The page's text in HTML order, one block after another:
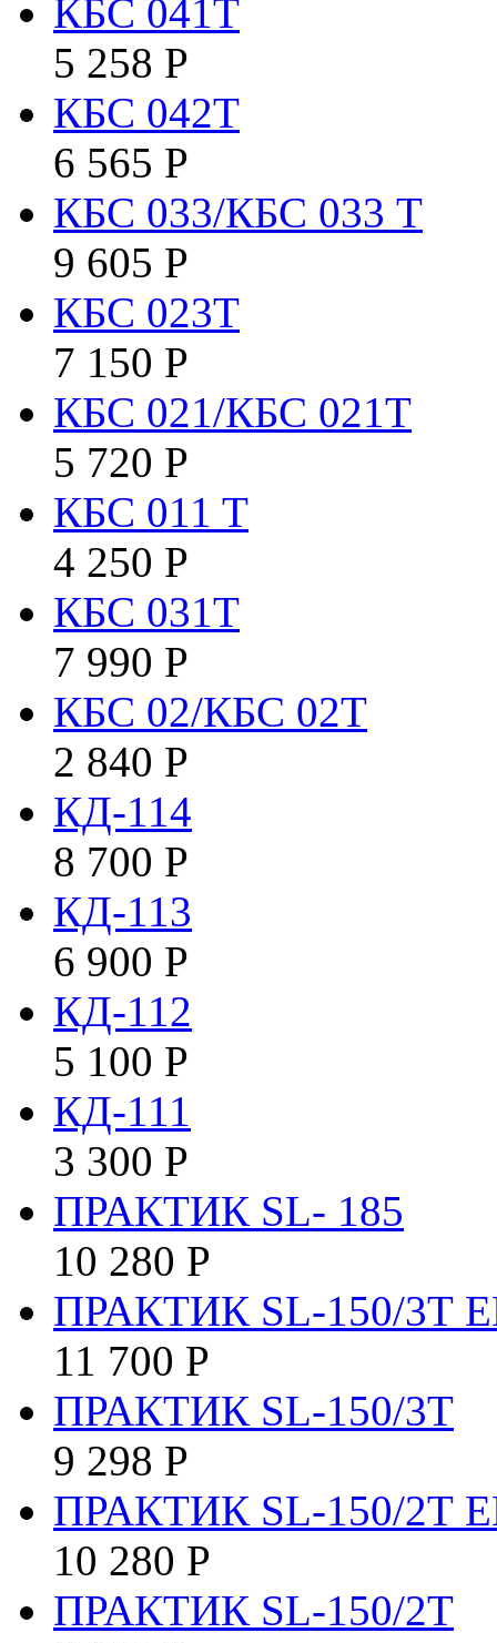
КБC 041T
5 258 Р
КБC 042Т
6 565 Р
КБС 033/КБС 033 Т
9 605 Р
КБС 023Т
7 150 Р
КБС 021/КБС 021Т
5 720 Р
КБC 011 T
4 250 Р
КБС 031Т
7 990 Р
КБС 02/КБС 02Т
2 840 Р
КД-114
8 700 Р
КД-113
6 900 Р
КД-112
5 100 Р
КД-111
3 300 Р
ПРАКТИК SL- 185
10 280 Р
ПРАКТИК SL-150/3Т
11 700 Р
ПРАКТИК SL-150/3Т
9 298 Р
ПРАКТИК SL-150/2Т
10 280 Р
ПРАКТИК SL-150/2Т